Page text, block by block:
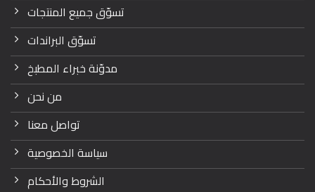
تسوّق جميع المنتجات
تسوّق البراندات
مدوّنة خبراء المطبخ
من نحن
تواصل معنا
سياسة الخصوصية
الشروط والأحكام